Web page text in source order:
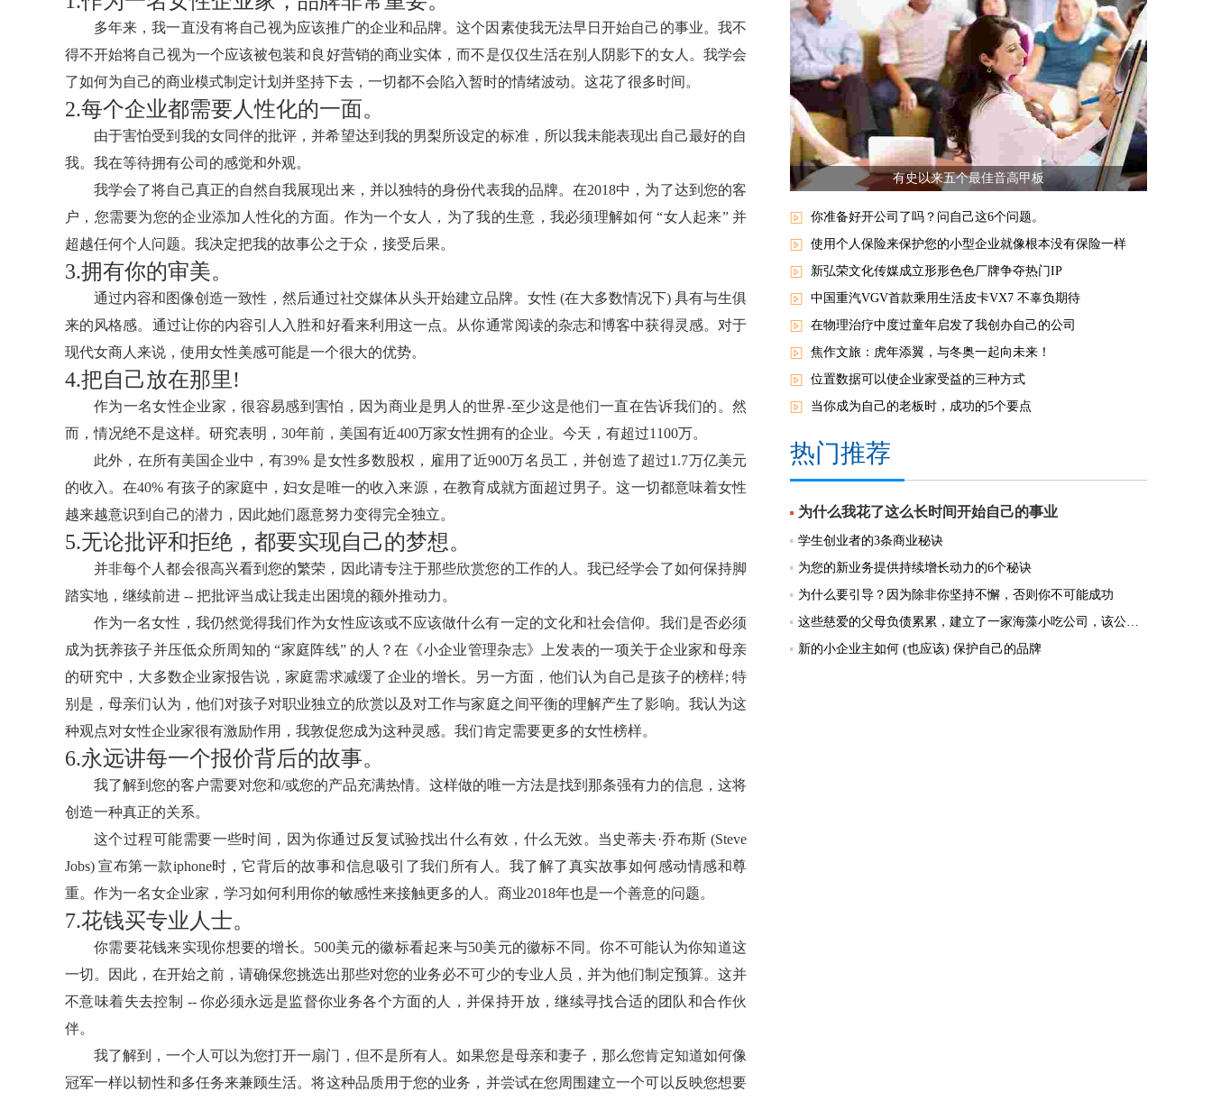
多年来，我一直没有将自己视为应该推广的企业和品牌。这个因素使我无法早日开始自己的事业。我不
得不开始将自己视为一个应该被包装和良好营销的商业实体，而不是仅仅生活在别人阴影下的女人。我学会
了如何为自己的商业模式制定计划并坚持下去，一切都不会陷入暂时的情绪波动。这花了很多时间。
2.每个企业都需要人性化的一面。
由于害怕受到我的女同伴的批评，并希望达到我的男梨所设定的标准，所以我未能表现出自己最好的自
我。我在等待拥有公司的感觉和外观。
我学会了将自己真正的自然自我展现出来，并以独特的身份代表我的品牌。在2018中，为了达到您的客
户，您需要为您的企业添加人性化的方面。作为一个女人，为了我的生意，我必须理解如何 “女人起来” 并
超越任何个人问题。我决定把我的故事公之于众，接受后果。
3.拥有你的审美。
通过内容和图像创造一致性，然后通过社交媒体从头开始建立品牌。女性 (在大多数情况下) 具有与生俱
来的风格感。通过让你的内容引人入胜和好看来利用这一点。从你通常阅读的杂志和博客中获得灵感。对于
现代女商人来说，使用女性美感可能是一个很大的优势。
4.把自己放在那里!
作为一名女性企业家，很容易感到害怕，因为商业是男人的世界-至少这是他们一直在告诉我们的。然
而，情况绝不是这样。研究表明，30年前，美国有近400万家女性拥有的企业。今天，有超过1100万。
此外，在所有美国企业中，有39% 是女性多数股权，雇用了近900万名员工，并创造了超过1.7万亿美元
的收入。在40% 有孩子的家庭中，妇女是唯一的收入来源，在教育成就方面超过男子。这一切都意味着女性
越来越意识到自己的潜力，因此她们愿意努力变得完全独立。
5.无论批评和拒绝，都要实现自己的梦想。
并非每个人都会很高兴看到您的繁荣，因此请专注于那些欣赏您的工作的人。我已经学会了如何保持脚
踏实地，继续前进 -- 把批评当成让我走出困境的额外推动力。
作为一名女性，我仍然觉得我们作为女性应该或不应该做什么有一定的文化和社会信仰。我们是否必须
成为抚养孩子并压低众所周知的 “家庭阵线” 的人？在《小企业管理杂志》上发表的一项关于企业家和母亲
的研究中，大多数企业家报告说，家庭需求减缓了企业的增长。另一方面，他们认为自己是孩子的榜样; 特
别是，母亲们认为，他们对孩子对职业独立的欣赏以及对工作与家庭之间平衡的理解产生了影响。我认为这
种观点对女性企业家很有激励作用，我敦促您成为这种灵感。我们肯定需要更多的女性榜样。
6.永远讲每一个报价背后的故事。
我了解到您的客户需要对您和/或您的产品充满热情。这样做的唯一方法是找到那条强有力的信息，这将
创造一种真正的关系。
这个过程可能需要一些时间，因为你通过反复试验找出什么有效，什么无效。当史蒂夫·乔布斯 (Steve
Jobs) 宣布第一款iphone时，它背后的故事和信息吸引了我们所有人。我了解了真实故事如何感动情感和尊
重。作为一名女企业家，学习如何利用你的敏感性来接触更多的人。商业2018年也是一个善意的问题。
7.花钱买专业人士。
你需要花钱来实现你想要的增长。500美元的徽标看起来与50美元的徽标不同。你不可能认为你知道这
一切。因此，在开始之前，请确保您挑选出那些对您的业务必不可少的专业人员，并为他们制定预算。这并
不意味着失去控制 -- 你必须永远是监督你业务各个方面的人，并保持开放，继续寻找合适的团队和合作伙
伴。
我了解到，一个人可以为您打开一扇门，但不是所有人。如果您是母亲和妻子，那么您肯定知道如何像
冠军一样以韧性和多任务来兼顾生活。将这种品质用于您的业务，并尝试在您周围建立一个可以反映您想要
有史以来五个最佳音高甲板
你准备好开公司了吗？问自己这6个问题。
使用个人保险来保护您的小型企业就像根本没有保险一样
新弘荣文化传媒成立形形色色厂牌争夺热门IP
中国重汽VGV首款乘用生活皮卡VX7 不辜负期待
在物理治疗中度过童年启发了我创办自己的公司
焦作文旅：虎年添翼，与冬奥一起向未来！
位置数据可以使企业家受益的三种方式
当你成为自己的老板时，成功的5个要点
热门推荐
为什么我花了这么长时间开始自己的事业
学生创业者的3条商业秘诀
为您的新业务提供持续增长动力的6个秘诀
为什么要引导？因为除非你坚持不懈，否则你不可能成功
这些慈爱的父母负债累累，建立了一家海藻小吃公司，该公司今年的销售额有望达到1000万美元。
新的小企业主如何 (也应该) 保护自己的品牌